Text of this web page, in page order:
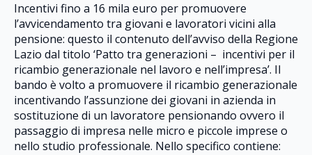
Incentivi fino a 16 mila euro per promuovere
l’avvicendamento tra giovani e lavoratori vicini alla
pensione: questo il contenuto dell’avviso della Regione
Lazio dal titolo ‘Patto tra generazioni – incentivi per il
ricambio generazionale nel lavoro e nell’impresa’. Il
bando è volto a promuovere il ricambio generazionale
incentivando l’assunzione dei giovani in azienda in
sostituzione di un lavoratore pensionando ovvero il
passaggio di impresa nelle micro e piccole imprese o
nello studio professionale. Nello specifico contiene: